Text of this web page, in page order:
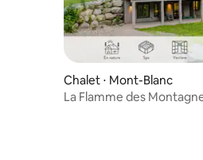
Chalet ⋅ Mont-Blanc
La Flamme des